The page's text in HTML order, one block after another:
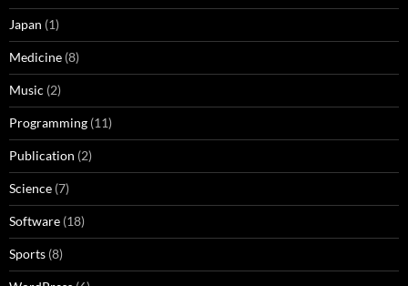
Japan (1)
Medicine (8)
Music (2)
Programming (11)
Publication (2)
Science (7)
Software (18)
Sports (8)